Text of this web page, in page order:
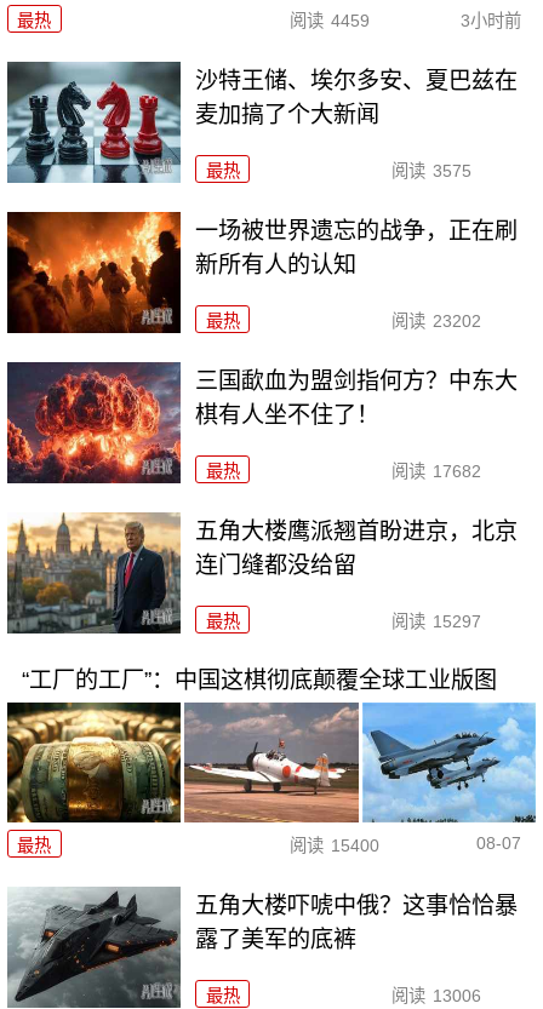
最热 阅读 4459 3小时前
沙特王储、埃尔多安、夏巴兹在
麦加搞了个大新闻
最热 阅读 3575
一场被世界遗忘的战争，正在刷
新所有人的认知
最热 阅读 23202
三国歃血为盟剑指何方？中东大
棋有人坐不住了！
最热 阅读 17682
五角大楼鹰派翘首盼进京，北京
连门缝都没给留
最热 阅读 15297
“工厂的工厂”：中国这棋彻底颠覆全球工业版图
最热 阅读 15400 08-07
五角大楼吓唬中俄？这事恰恰暴
露了美军的底裤
最热 阅读 13006